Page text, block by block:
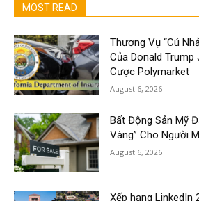
MOST READ
Thương Vụ “Cú
Của Donald Trump
Cược Polymarket
August 6, 2026
Bất Động Sản Mỹ
Vàng” Cho Người
August 6, 2026
Xếp hạng LinkedIn